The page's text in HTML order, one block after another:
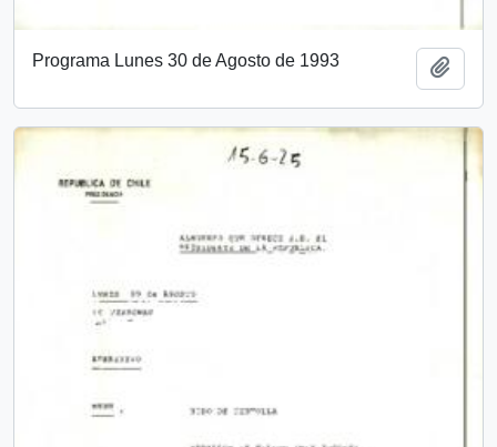
Programa Lunes 30 de Agosto de 1993